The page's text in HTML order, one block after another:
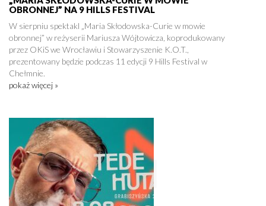
OBRONNEJ” NA 9 HILLS FESTIVAL
W sierpniu spektakl „Maria Skłodowska-Curie w mowie
obronnej” w reżyserii Mariusza Wójtowicza, koprodukowany
przez OKiS we Wrocławiu i Stowarzyszenie K.O.T.,
prezentowany będzie podczas 11 edycji 9 Hills Festival w
Chełmnie.
pokaż więcej »